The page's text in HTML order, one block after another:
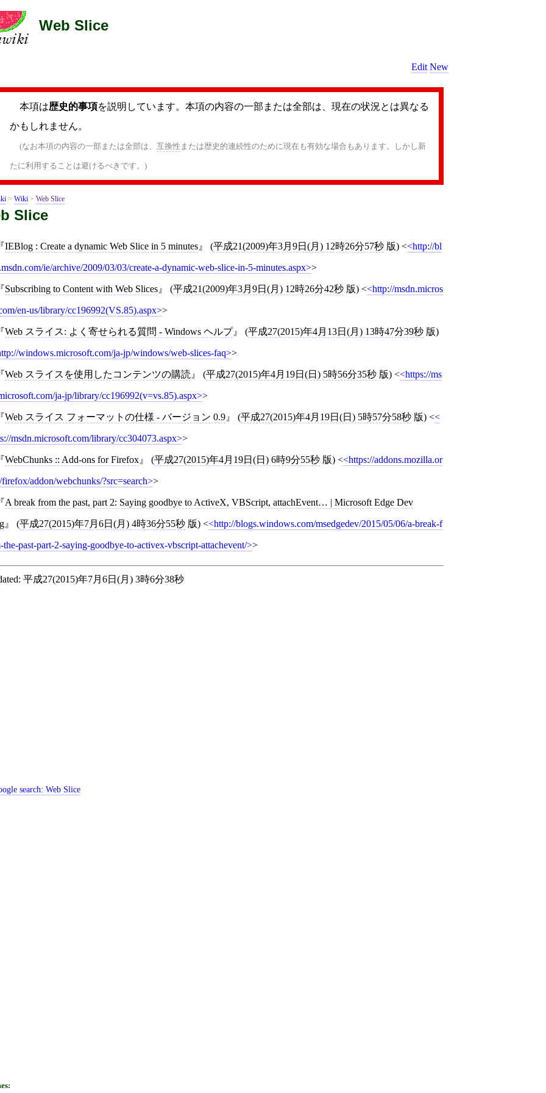
Web Slice
Edit New
本項は歴史的事項を説明しています。本項の内容の一部または全部は、現在の状況とは異なる
かもしれません。
(なお本項の内容の一部または全部は、 互換性 または歴史的連続性のために現在も有効な場合もあります。しかし新
たに利用することは避けるべきです。)
> Wiki > Web Slice
Slice
IEBlog : Create a dynamic Web Slice in 5 minutes (平成21(2009)年3月9日(月) 12時26分57秒 版) < http://bl
ie/archive/2009/03/03/create-a-dynamic-web-slice-in-5-minutes.aspx >
Subscribing to Content with Web Slices (平成21(2009)年3月9日(月) 12時26分42秒 版) < http://msdn.micros
en-us/library/cc196992(VS.85).aspx >
Web スライス: よく寄せられる質問 - Windows ヘルプ (平成27(2015)年4月13日(月) 13時47分39秒 版)
windows.microsoft.com/ja-jp/windows/web-slices-faq >
Web スライスを使用したコンテンツの購読 (平成27(2015)年4月19日(日) 5時56分35秒 版) < https://ms
ja-jp/library/cc196992(v=vs.85).aspx >
Web スライス フォーマットの仕様 - バージョン 0.9 (平成27(2015)年4月19日(日) 5時57分58秒 版) <
msdn.microsoft.com/library/cc304073.aspx >
WebChunks :: Add-ons for Firefox (平成27(2015)年4月19日(日) 6時9分55秒 版) < https://addons.mozilla.or
firefox/addon/webchunks/?src=search >
A break from the past, part 2: Saying goodbye to ActiveX, VBScript, attachEvent… | Microsoft Edge Dev
(平成27(2015)年7月6日(月) 4時36分55秒 版) < http://blogs.windows.com/msedgedev/2015/05/06/a-break-f
the-past-part-2-saying-goodbye-to-activex-vbscript-attachevent/ >
平成27(2015)年7月6日(月) 3時6分38秒
search:Web Slice